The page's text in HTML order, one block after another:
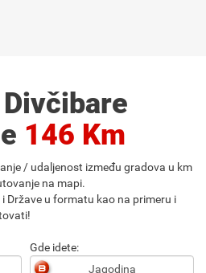
146 Km
/ udaljenost između gradova u km
na mapi.
Države u formatu kao na primeru i
Gde idete: